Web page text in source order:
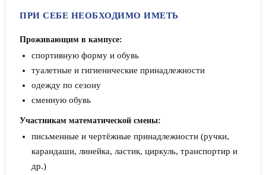
ПРИ СЕБЕ НЕОБХОДИМО ИМЕТЬ
Проживающим в кампусе:
спортивную форму и обувь
туалетные и гигиенические принадлежности
одежду по сезону
сменную обувь
Участникам математической смены:
письменные и чертёжные принадлежности (ручки,
карандаши, линейка, ластик, циркуль, транспортир и
др.)